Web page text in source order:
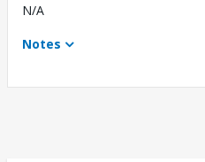
N/A
Notes